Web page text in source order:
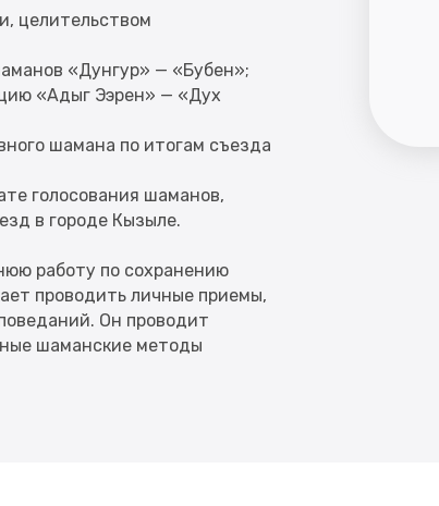
целительством
«Дунгур» — «Бубен»;
«Адыг Ээрен» — «Дух
шамана по итогам съезда
голосования шаманов,
в городе Кызыле.
работу по сохранению
проводить личные приемы,
Он проводит
шаманские методы